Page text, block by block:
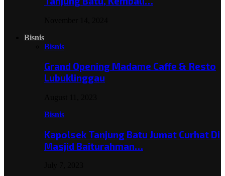
Bisnis
Bisnis
Grand Opening Madame Caffe & Resto
Lubuklinggau
Bisnis
Kapolsek Tanjung Batu Jumat Curhat Di
Masjid Baiturahman…